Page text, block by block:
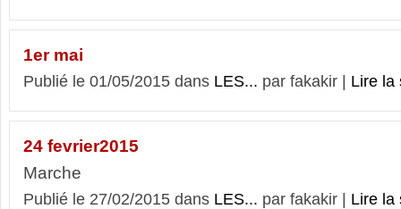
1er mai
Publié le 01/05/2015 dans LES... par fakakir | Lire la
24 fevrier2015
Marche
Publié le 27/02/2015 dans LES... par fakakir | Lire la